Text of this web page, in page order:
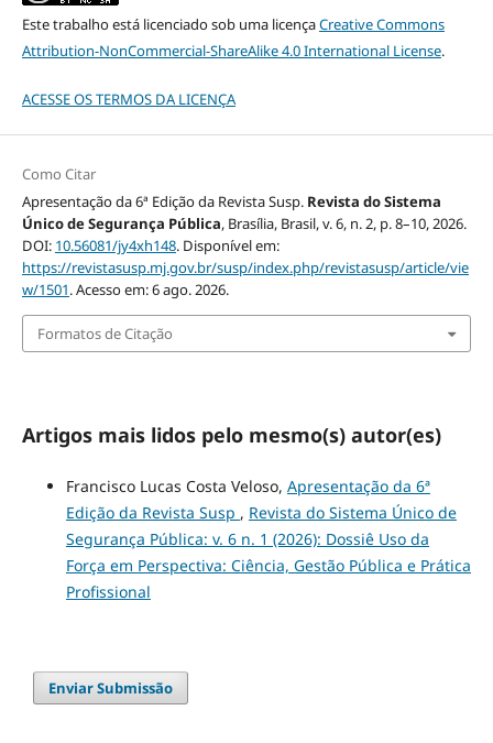
Este trabalho está licenciado sob uma licençaCreative Commons
Attribution-NonCommercial-ShareAlike 4.0 International License.
ACESSE OS TERMOS DA LICENÇA
Como Citar
Apresentação da 6ª Edição da Revista Susp. Revista do Sistema
Único de Segurança Pública, Brasília, Brasil, v. 6, n. 2, p. 8–10, 2026.
DOI: 10.56081/jy4xh148. Disponível em:
https://revistasusp.mj.gov.br/susp/index.php/revistasusp/article/vie
w/1501. Acesso em: 6 ago. 2026.
Formatos de Citação
Artigos mais lidos pelo mesmo(s) autor(es)
Francisco Lucas Costa Veloso, Apresentação da 6ª
Edição da Revista Susp , Revista do Sistema Único de
Segurança Pública: v. 6 n. 1 (2026): Dossiê Uso da
Força em Perspectiva: Ciência, Gestão Pública e Prática
Profissional
Enviar Submissão